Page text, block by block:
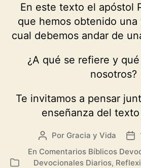
En este texto el apóstol
que hemos obtenido
cual debemos andar de
¿A qué se refiere y
nosotros?
Te invitamos a pensar
enseñanza del
Autor
de
Por Gracia y Vida
Categorías
En Comentarios Bíblicos
Devocionales Diarios,